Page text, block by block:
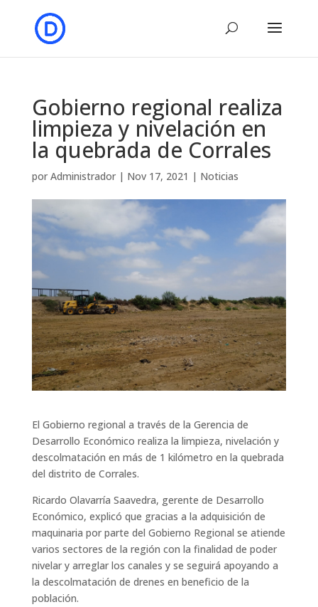
Gobierno regional realiza
limpieza y nivelación en
la quebrada de Corrales
por Administrador| Nov 17, 2021 | Noticias
El Gobierno regional a través de la Gerencia de
Desarrollo Económico realiza la limpieza, nivelación y
descolmatación en más de 1 kilómetro en la quebrada
del distrito de Corrales.
Ricardo Olavarría Saavedra, gerente de Desarrollo
Económico, explicó que gracias a la adquisición de
maquinaria por parte del Gobierno Regional se atiende
varios sectores de la región con la finalidad de poder
nivelar y arreglar los canales y se seguirá apoyando a
la descolmatación de drenes en beneficio de la
población.